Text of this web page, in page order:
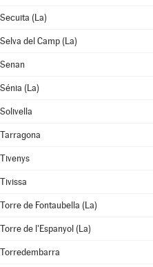
Secuita (La)
Selva del Camp (La)
Senan
Sénia (La)
Solivella
Tarragona
Tivenys
Tivissa
Torre de Fontaubella (La)
Torre de l'Espanyol (La)
Torredembarra